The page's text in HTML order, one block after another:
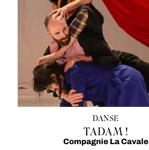
DANSE
TADAM !
Compagnie La Cavale